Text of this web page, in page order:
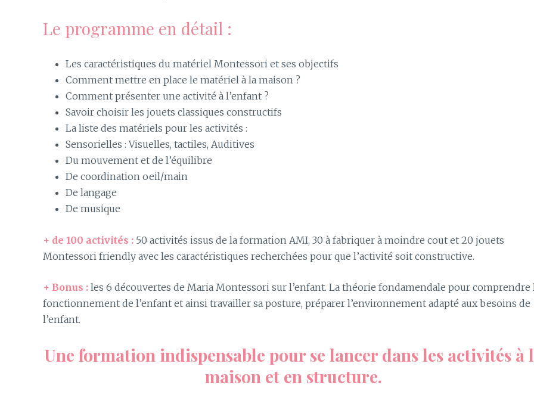
Le programme en détail :
Les caractéristiques du matériel Montessori et ses objectifs
Comment mettre en place le matériel à la maison ?
Comment présenter une activité à l’enfant ?
Savoir choisir les jouets classiques constructifs
La liste des matériels pour les activités :
Sensorielles : Visuelles, tactiles, Auditives
Du mouvement et de l’équilibre
De coordination oeil/main
De langage
De musique
+ de 100 activités : 50 activités issus de la formation AMI, 30 à fabriquer à moindre cout et 20 jouets
Montessori friendly avec les caractéristiques recherchées pour que l’activité soit constructive.
+ Bonus : les 6 découvertes de Maria Montessori sur l’enfant. La théorie fondamendale pour comprendre
fonctionnement de l’enfant et ainsi travailler sa posture, préparer l’environnement adapté aux besoins de
l’enfant.
Une formation indispensable pour se lancer dans les activités à
maison et en structure.